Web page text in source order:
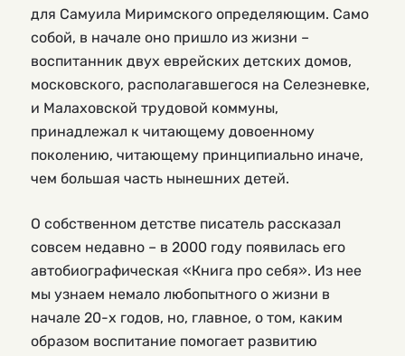
для Самуила Миримского определяющим. Само
собой, в начале оно пришло из жизни –
воспитанник двух еврейских детских домов,
московского, располагавшегося на Селезневке,
и Малаховской трудовой коммуны,
принадлежал к читающему довоенному
поколению, читающему принципиально иначе,
чем большая часть нынешних детей.
О собственном детстве писатель рассказал
совсем недавно – в 2000 году появилась его
автобиографическая «Книга про себя». Из нее
мы узнаем немало любопытного о жизни в
начале 20-х годов, но, главное, о том, каким
образом воспитание помогает развитию